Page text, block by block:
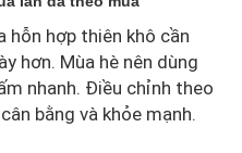
hỗn hợp thiên khô cần
hơn. Mùa hè nên dùng
nhanh. Điều chỉnh theo
bằng và khỏe mạnh.